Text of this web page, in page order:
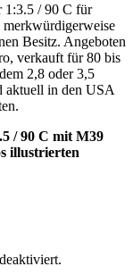
/ 90 C für
merkwürdigerweise
Besitz. Angeboten
verkauft für 80 bis
2,8 oder 3,5
in den USA
/ 90 C mit M39
illustrierten